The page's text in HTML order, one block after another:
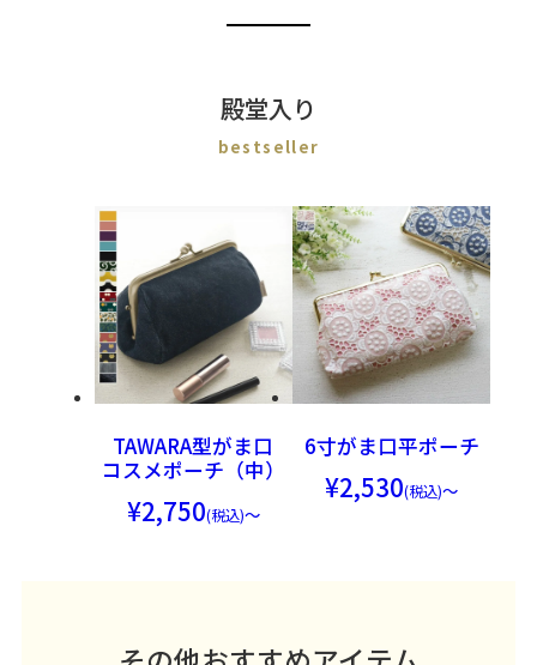
殿堂入り
TAWARA型がま口
コスメポーチ（中）
2,750 ～
6寸がま口平ポーチ
2,530 ～